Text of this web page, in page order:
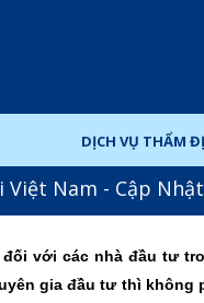
DỊCH VỤ THẨM
Việt Nam - Cập
với các nhà đầu tư
gia đầu tư thì